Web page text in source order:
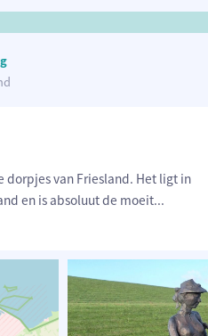
dorpjes van Friesland. Het ligt in
en is absoluut de moeit...